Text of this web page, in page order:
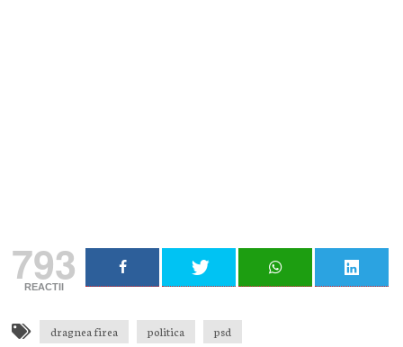
793
REACTII
dragnea firea politica psd